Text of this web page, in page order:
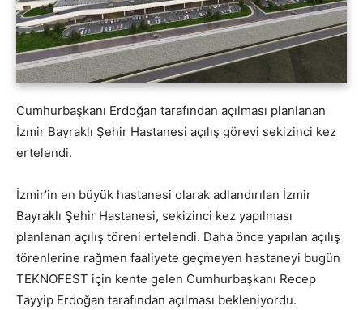
Cumhurbaşkanı Erdoğan tarafından açılması planlanan
İzmir Bayraklı Şehir Hastanesi açılış görevi sekizinci kez
ertelendi.
İzmir’in en büyük hastanesi olarak adlandırılan İzmir
Bayraklı Şehir Hastanesi, sekizinci kez yapılması
planlanan açılış töreni ertelendi. Daha önce yapılan açılış
törenlerine rağmen faaliyete geçmeyen hastaneyi bugün
TEKNOFEST için kente gelen Cumhurbaşkanı Recep
Tayyip Erdoğan tarafından açılması bekleniyordu.